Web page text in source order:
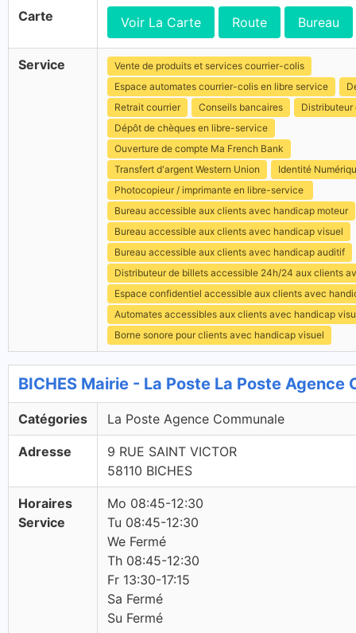
Carte Voir La Carte Route Bureau
Service
Vente de produits et services courrier-colis
Espace automates courrier-colis en libre service
Retrait courrier
Conseils bancaires
Distributeur
Dépôt de chèques en libre-service
Ouverture de compte Ma French Bank
Transfert d'argent Western Union
Identité
Photocopieur / imprimante en libre-service
Bureau accessible aux clients avec handicap moteur
Bureau accessible aux clients avec handicap visuel
Bureau accessible aux clients avec handicap auditif
Distributeur de billets accessible 24h/24 aux clients
Espace confidentiel accessible aux clients avec
Automates accessibles aux clients avec handicap
Borne sonore pour clients avec handicap visuel
BICHES Mairie - La Poste La Poste Agence
Catégories La Poste Agence Communale
Adresse
9 RUE SAINT VICTOR
58110 BICHES
Horaires
Service
Mo 08:45-12:30
Tu 08:45-12:30
We Fermé
Th 08:45-12:30
Fr 13:30-17:15
Sa Fermé
Su Fermé